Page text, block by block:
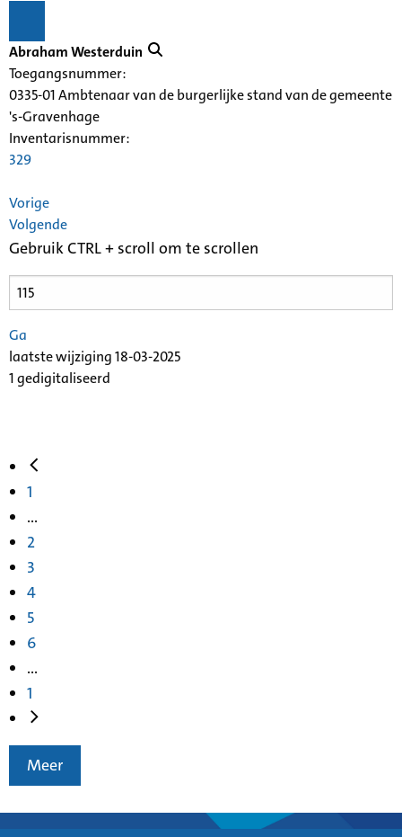
Abraham Westerduin
Toegangsnummer:
0335-01 Ambtenaar van de burgerlijke stand van de gemeente
's-Gravenhage
Inventarisnummer:
329
Vorige
Volgende
Gebruik CTRL + scroll om te scrollen
Ga
laatste wijziging 18-03-2025
1 gedigitaliseerd
1
...
2
3
4
5
6
...
1
Meer